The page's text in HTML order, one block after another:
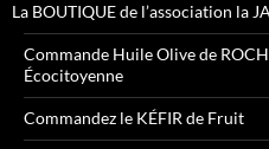
La BOUTIQUE de l’association la
Commande Huile Olive de
Écocitoyenne
Commandez le KÉFIR de Fruit